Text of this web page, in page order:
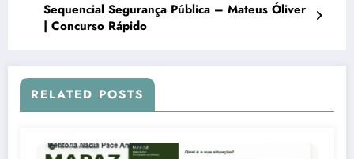
Sequencial Segurança Pública – Mateus Óliver
| Concurso Rápido
RELATED POSTS